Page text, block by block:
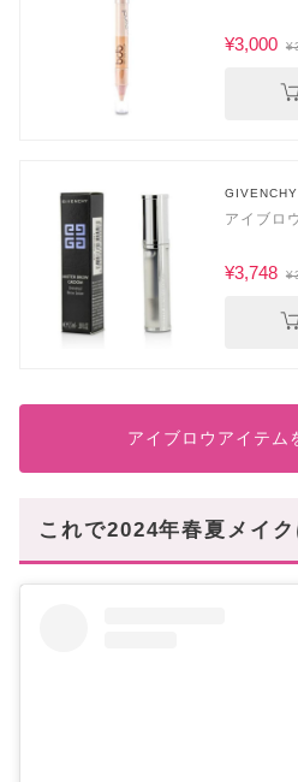
¥3,000
GIVENCHY
アイブロ
¥3,748
アイブロウアイテム
これで2024年春夏メイ